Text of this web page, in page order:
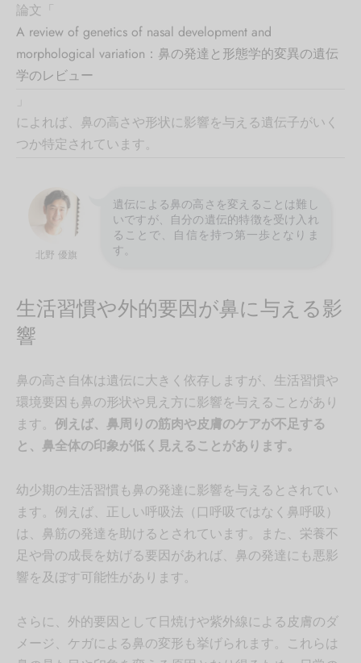
論文「
A review of genetics of nasal development and
morphological variation：鼻の発達と形態学的変異の遺伝
学のレビュー
によれば、鼻の高さや形状に影響を与える遺伝子がいく
つか特定されています。
北野 優旗
遺伝による鼻の高さを変えることは難し
いですが、自分の遺伝的特徴を受け入れ
ることで、自信を持つ第一歩となりま
す。
生活習慣や外的要因が鼻に与える影
響
鼻の高さ自体は遺伝に大きく依存しますが、生活習慣や
環境要因も鼻の形状や見え方に影響を与えることがあり
ます。 例えば、鼻周りの筋肉や皮膚のケアが不足する
と、鼻全体の印象が低く見えることがあります。
幼少期の生活習慣も鼻の発達に影響を与えるとされてい
ます。例えば、正しい呼吸法（口呼吸ではなく鼻呼吸）
は、鼻筋の発達を助けるとされています。また、栄養不
足や骨の成長を妨げる要因があれば、鼻の発達にも悪影
響を及ぼす可能性があります。
さらに、外的要因として日焼けや紫外線による皮膚のダ
メージ、ケガによる鼻の変形も挙げられます。これらは